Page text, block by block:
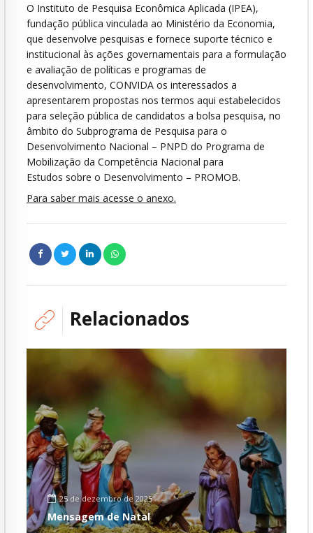
O Instituto de Pesquisa Econômica Aplicada (IPEA),
fundação pública vinculada ao Ministério da Economia,
que desenvolve pesquisas e fornece suporte técnico e
institucional às ações governamentais para a formulação
e avaliação de políticas e programas de
desenvolvimento, CONVIDA os interessados a
apresentarem propostas nos termos aqui estabelecidos
para seleção pública de candidatos a bolsa pesquisa, no
âmbito do Subprograma de Pesquisa para o
Desenvolvimento Nacional – PNPD do Programa de
Mobilização da Competência Nacional para
Estudos sobre o Desenvolvimento – PROMOB.
Para saber mais acesse o anexo.
Relacionados
25 de dezembro de 2025
Mensagem de Natal